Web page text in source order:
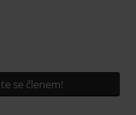
se členem!